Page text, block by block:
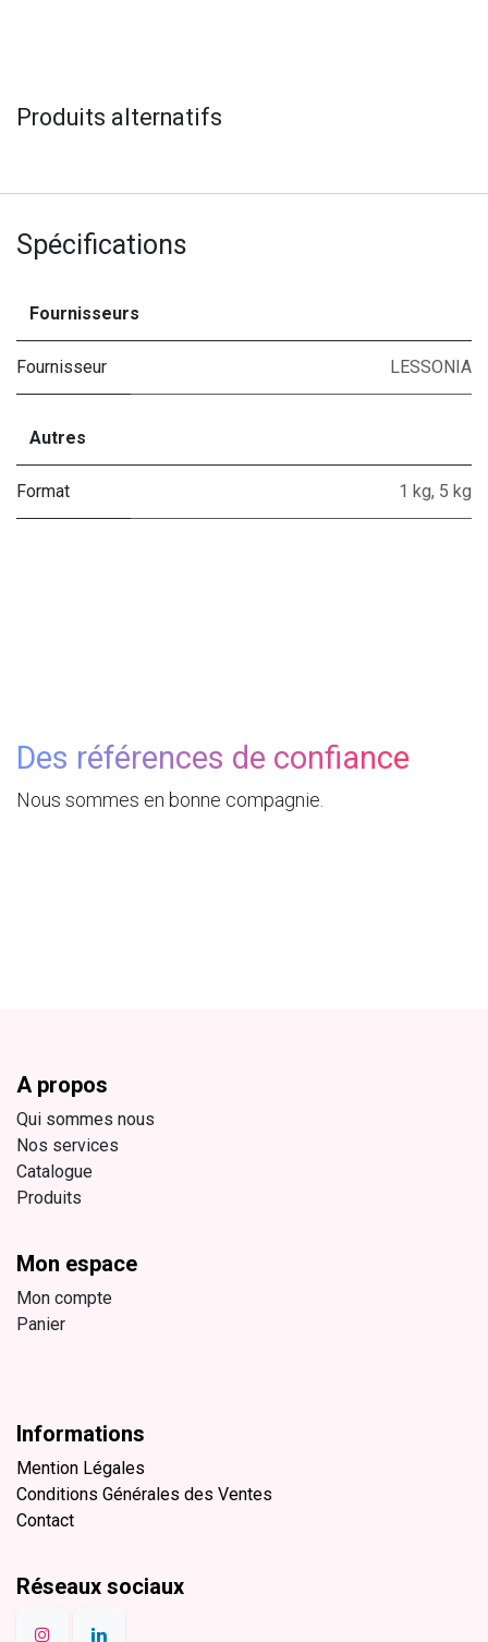
Produits alternatifs
Spécifications
Fournisseurs
Fournisseur LESSONIA
Autres
Format 1 kg, 5 kg
Des références de confiance
Nous sommes en bonne compagnie.
A propos
Qui sommes nous
Nos services
Catalogue
Produits
Mon espace
Mon compte
Panier
Informations
Mention Légales
Conditions Générales des Ventes
Contact
Réseaux sociaux